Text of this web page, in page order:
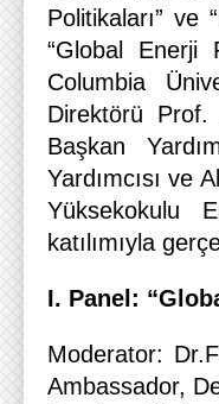
Politikaları” ve
“Global Enerji
Columbia
Direktörü
Başkan
Yardımcısı ve
Yüksekokulu
katılımıyla
I. Panel:
Moderator:
Ambassador,